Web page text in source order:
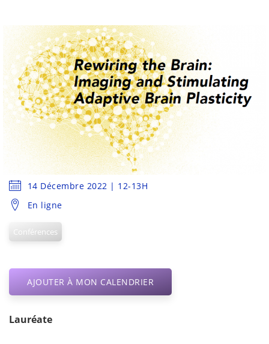
14 Décembre 2022 | 12-13H
En ligne
Conférences
AJOUTER À MON CALENDRIER
Lauréate